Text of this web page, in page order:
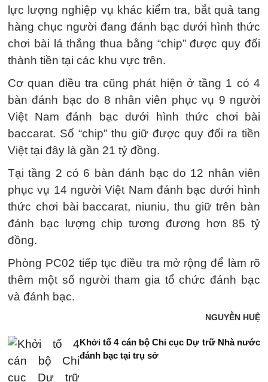
lực lượng nghiệp vụ khác kiểm tra, bắt quả tang
hàng chục người đang đánh bạc dưới hình thức
chơi bài lá thắng thua bằng “chip” được quy đổi
thành tiền tại các khu vực trên.
Cơ quan điều tra cũng phát hiện ở tầng 1 có 4
bàn đánh bạc do 8 nhân viên phục vụ 9 người
Việt Nam đánh bạc dưới hình thức chơi bài
baccarat. Số “chip” thu giữ được quy đổi ra tiền
Việt tại đây là gần 21 tỷ đồng.
Tại tầng 2 có 6 bàn đánh bạc do 12 nhân viên
phục vụ 14 người Việt Nam đánh bạc dưới hình
thức chơi bài baccarat, niuniu, thu giữ trên bàn
đánh bạc lượng chip tương đương hơn 85 tỷ
đồng.
Phòng PC02 tiếp tục điều tra mở rộng để làm rõ
thêm một số người tham gia tổ chức đánh bạc
và đánh bạc.
NGUYỄN HUỆ
Khởi tố 4 cán bộ Chi cục Dự trữ Nhà nước
đánh bạc tại trụ sở